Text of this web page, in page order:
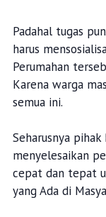
Padahal tugas
harus
Perumahan
Karena warga
semua ini.
Seharusnya
menyelesaikan
cepat dan tepat
yang Ada di